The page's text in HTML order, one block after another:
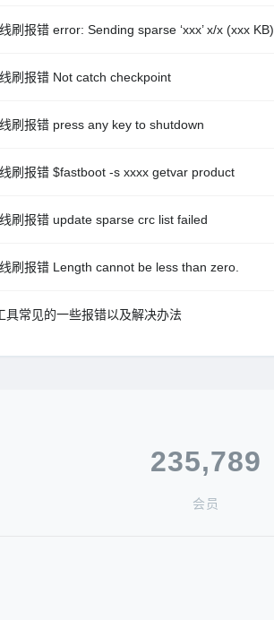
报错 error: Sending sparse ‘xxx’ x/x (xxx KB)
刷报错 Not catch checkpoint
刷报错 press any key to shutdown
刷报错 $fastboot -s xxxx getvar product
刷报错 update sparse crc list failed
刷报错 Length cannot be less than zero.
常见的一些报错以及解决办法
235,789
会员